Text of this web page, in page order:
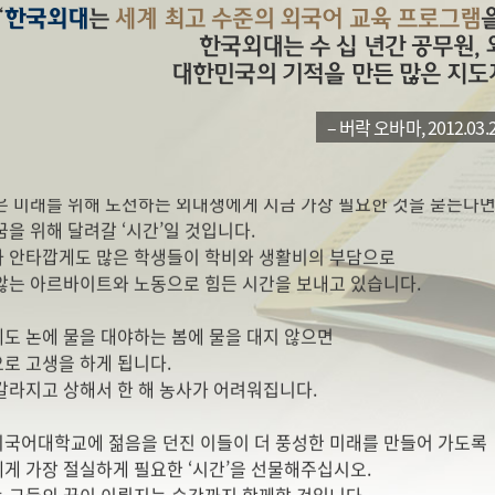
한국외대 는세계 최고 수준의 외국어 교육 프로그램
한국외대는 수 십 년간 공무원,
대한민국의 기적을 만든 많은 지
– 버락 오바마,
불평등을 극복하는 유일한 방법은 교육＂ – 김종호
일을 하지 않아도 되는게 가장 큰 변화였습니다.” – 장학금 수혜
로서 공부라는 본분을 지킬 수 있었습니다.” – 장학금 수혜학생
미래를 위해 도전하는 외대생에게 지금 가장 필요한 것을 묻는다면
을 위해 달려갈 ‘시간’일 것입니다.
안타깝게도 많은 학생들이 학비와 생활비의 부담으로
는 아르바이트와 노동으로 힘든 시간을 보내고 있습니다.
논에 물을 대야하는 봄에 물을 대지 않으면
고생을 하게 됩니다.
라지고 상해서 한 해 농사가 어려워집니다.
가장 절실하게 필요한 ‘시간’을 선물해주십시오.
그들의 꿈이 이뤄지는 순간까지 함께할 것입니다.